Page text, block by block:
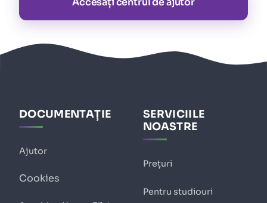
DOCUMENTAȚIE
Ajutor
Cookies
SERVICIILE
NOASTRE
Prețuri
Pentru studiouri